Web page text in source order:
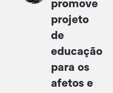
pelo Município de
Viseu e realizado no
Parque Urbano de
Santiago. Perante
dezenas de crianças, a
promove
projeto
de
educação
para os
afetos e